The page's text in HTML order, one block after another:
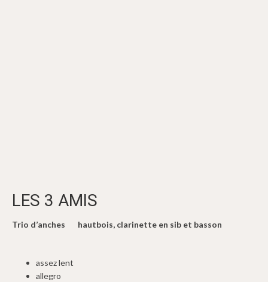
LES 3 AMIS
Trio d’anches hautbois, clarinette en sib et basson
assez lent
allegro